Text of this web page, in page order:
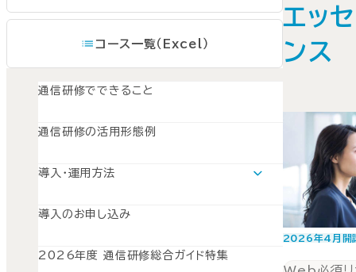
コース一覧（Excel）
通信研修でできること
通信研修の活用形態例
導入・運用方法
導入準備
開講と受講管理
導入のお申し込み
2026年度 通信研修総合ガイド特集
エッセ
ンス
2026年4月開